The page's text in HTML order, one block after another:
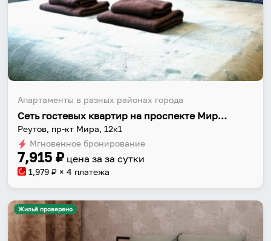
Апартаменты в разных районах города
Сеть гостевых квартир на проспекте Мира 12 корпус 1
Реутов, пр-кт Мира, 12к1
Мгновенное бронирование
7,915 ₽ цена за за сутки
1,979 ₽ × 4 платежа
Жильё проверено